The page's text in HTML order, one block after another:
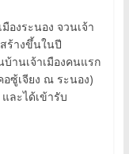
องระนอง จวนเจ้า
ร้างขึ้นในปี
านเจ้าเมืองคนแรก
ซู้เจียง ณ ระนอง)
ละได้เข้ารับ